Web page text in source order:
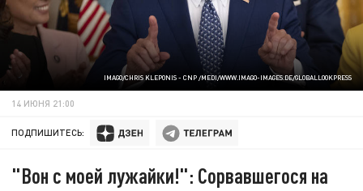
IMAGO/CHRIS KLEPONIS - CNP /MEDI/WWW.IMAGO-IMAGES.DE/GLOBALLOOKPRESS
14 ИЮНЯ 21:00
ПОДПИШИТЕСЬ:
"Вон с моей лужайки!": Сорвавшегося на